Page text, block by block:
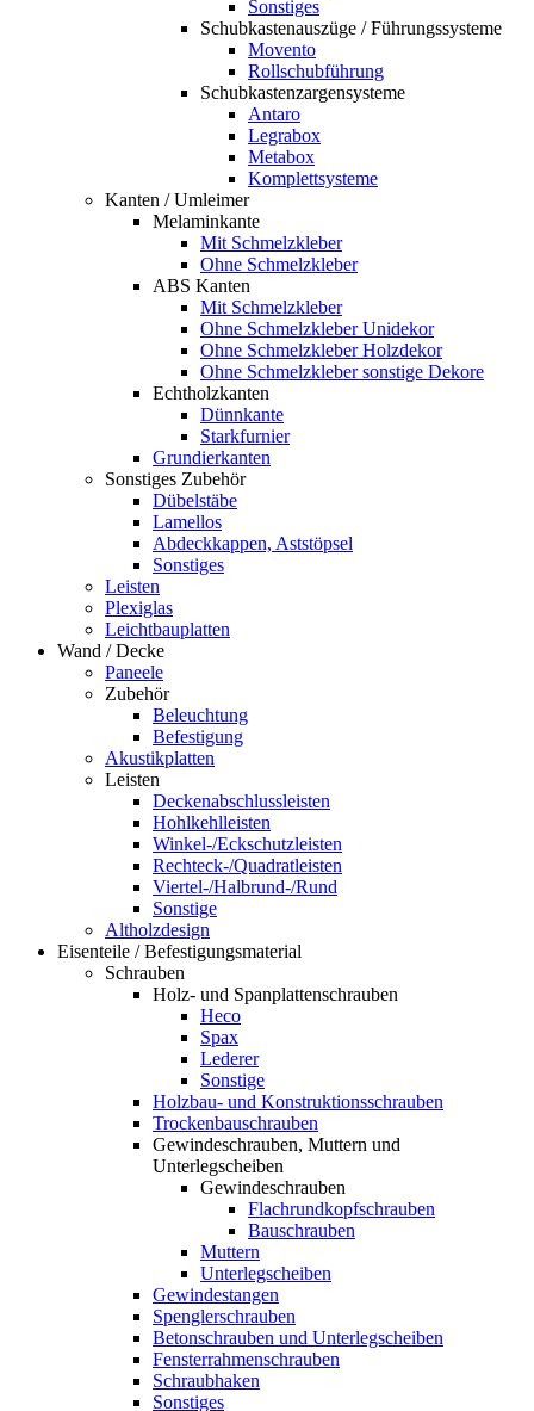
Sonstiges
Schubkastenauszüge / Führungssysteme
Movento
Rollschubführung
Schubkastenzargensysteme
Antaro
Legrabox
Metabox
Komplettsysteme
Kanten / Umleimer
Melaminkante
Mit Schmelzkleber
Ohne Schmelzkleber
ABS Kanten
Mit Schmelzkleber
Ohne Schmelzkleber Unidekor
Ohne Schmelzkleber Holzdekor
Ohne Schmelzkleber sonstige Dekore
Echtholzkanten
Dünnkante
Starkfurnier
Grundierkanten
Sonstiges Zubehör
Dübelstäbe
Lamellos
Abdeckkappen, Aststöpsel
Sonstiges
Leisten
Plexiglas
Leichtbauplatten
Wand / Decke
Paneele
Zubehör
Beleuchtung
Befestigung
Akustikplatten
Leisten
Deckenabschlussleisten
Hohlkehlleisten
Winkel-/Eckschutzleisten
Rechteck-/Quadratleisten
Viertel-/Halbrund-/Rund
Sonstige
Altholzdesign
Eisenteile / Befestigungsmaterial
Schrauben
Holz- und Spanplattenschrauben
Heco
Spax
Lederer
Sonstige
Holzbau- und Konstruktionsschrauben
Trockenbauschrauben
Gewindeschrauben, Muttern und
Unterlegscheiben
Gewindeschrauben
Flachrundkopfschrauben
Bauschrauben
Muttern
Unterlegscheiben
Gewindestangen
Spenglerschrauben
Betonschrauben und Unterlegscheiben
Fensterrahmenschrauben
Schraubhaken
Sonstiges